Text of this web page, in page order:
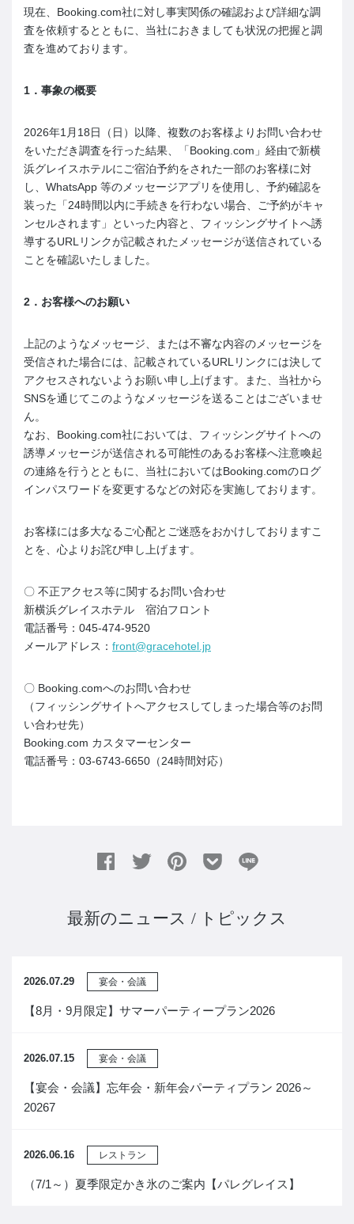
現在、Booking.com社に対し事実関係の確認および詳細な調
査を依頼するとともに、当社におきましても状況の把握と調
査を進めております。
1 ．事象の概要
2026年1月18日（日）以降、複数のお客様よりお問い合わせ
をいただき調査を行った結果、「Booking.com」経由で新横
浜グレイスホテルにご宿泊予約をされた一部のお客様に対
し、WhatsApp 等のメッセージアプリを使用し、予約確認を
装った「24時間以内に手続きを行わない場合、ご予約がキャ
ンセルされます」といった内容と、フィッシングサイトへ誘
導するURLリンクが記載されたメッセージが送信されている
ことを確認いたしました。
2 ．お客様へのお願い
上記のようなメッセージ、または不審な内容のメッセージを
受信された場合には、記載されているURLリンクには決して
アクセスされないようお願い申し上げます。また、当社から
SNSを通じてこのようなメッセージを送ることはございませ
ん。
なお、Booking.com社においては、フィッシングサイトへの
誘導メッセージが送信される可能性のあるお客様へ注意喚起
の連絡を行うとともに、当社においてはBooking.comのログ
インパスワードを変更するなどの対応を実施しております。
お客様には多大なるご心配とご迷惑をおかけしておりますこ
とを、心よりお詫び申し上げます。
〇 不正アクセス等に関するお問い合わせ
新横浜グレイスホテル 宿泊フロント
電話番号：045-474-9520
メールアドレス： front@gracehotel.jp
〇 Booking.comへのお問い合わせ
（フィッシングサイトへアクセスしてしまった場合等のお問
い合わせ先）
Booking.com カスタマーセンター
電話番号：03-6743-6650（24時間対応）
最新のニュース / トピックス
2026.07.29 宴会・会議
【8月・9月限定】サマーパーティープラン2026
2026.07.15 宴会・会議
【宴会・会議】忘年会・新年会パーティプラン 2026～
20267
2026.06.16 レストラン
（7/1～）夏季限定かき氷のご案内【パレグレイス】